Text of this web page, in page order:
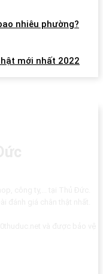
nhiêu phường?
mới nhất 2022